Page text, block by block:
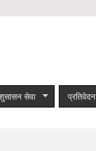
सेवा प्रतिवेदन